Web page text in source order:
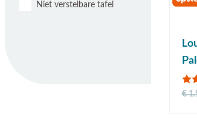
€
Niet verstelbare tafel